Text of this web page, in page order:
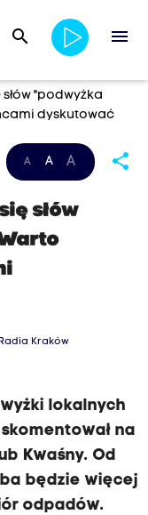
search menu
"podwyżka
dyskutować
A A A share
słów
Kraków
lokalnych
na
Kwaśny. Od
będzie więcej
odpadów.